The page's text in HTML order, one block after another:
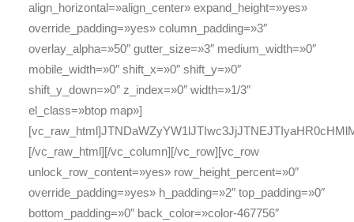
align_horizontal=»align_center» expand_height=»yes»
override_padding=»yes» column_padding=»3″
overlay_alpha=»50″ gutter_size=»3″ medium_width=»0″
mobile_width=»0″ shift_x=»0″ shift_y=»0″
shift_y_down=»0″ z_index=»0″ width=»1/3″
el_class=»btop map»]
[/vc_raw_html][/vc_column][/vc_row][vc_row
unlock_row_content=»yes» row_height_percent=»0″
override_padding=»yes» h_padding=»2″ top_padding=»0″
bottom_padding=»0″ back_color=»color-467756″